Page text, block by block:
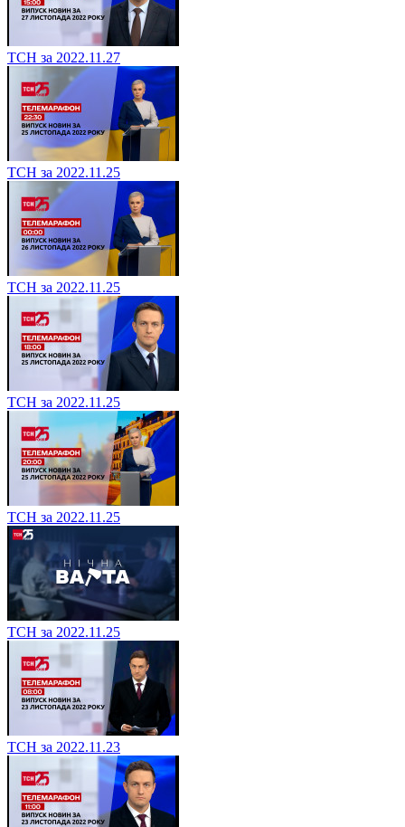
ТСН за 2022.11.27
ТСН за 2022.11.25
ТСН за 2022.11.25
ТСН за 2022.11.25
ТСН за 2022.11.25
ТСН за 2022.11.25
ТСН за 2022.11.23